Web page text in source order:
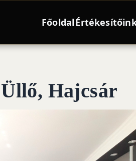
Főoldal
Hajcsár